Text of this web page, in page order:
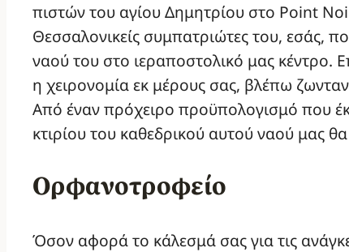
πιστών του αγίου Δημητρίου στο Point
Θεσσαλονικείς συμπατριώτες του, εσάς,
ναού του στο ιεραποστολικό μας κέντρο.
η χειρονομία εκ μέρους σας, βλέπω
Από έναν πρόχειρο προϋπολογισμό που
κτιρίου του καθεδρικού αυτού ναού μας
Ορφανοτροφείο
Όσον αφορά το κάλεσμά σας για τις